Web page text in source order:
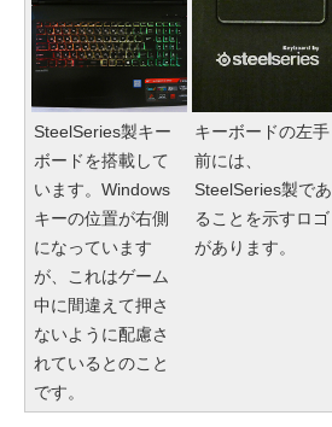
SteelSeries製キー
ボードを搭載して
います。Windows
キーの位置が右側
になっています
が、これはゲーム
中に間違えて押さ
ないように配慮さ
れているとのこと
です。
キーボードの左手
前には、
SteelSeries製であ
ることを示すロゴ
があります。